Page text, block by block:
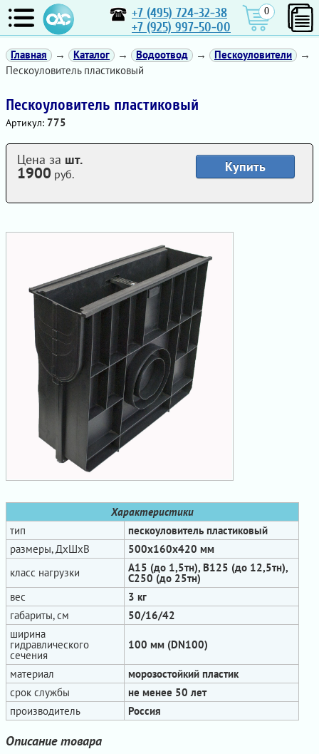
+7 (495) 724-32-38
+7 (925) 997-50-00
0
Главная → Каталог → Водоотвод → Пескоуловители
→
Пескоуловитель пластиковый
Пескоуловитель пластиковый
Артикул: 775
Характеристики
тип
пескоуловитель пластиковый
размеры, ДхШхВ
500х160х420 мм
класс нагрузки
А15 (до 1,5тн), В125 (до 12,5тн),
С250 (до 25тн)
вес
3 кг
габариты, см
50/16/42
ширина
гидравлического
сечения
100 мм (DN100)
материал
морозостойкий пластик
срок службы
не менее 50 лет
производитель
Россия
Купить
Цена за шт.
1900 руб.
Описание товара